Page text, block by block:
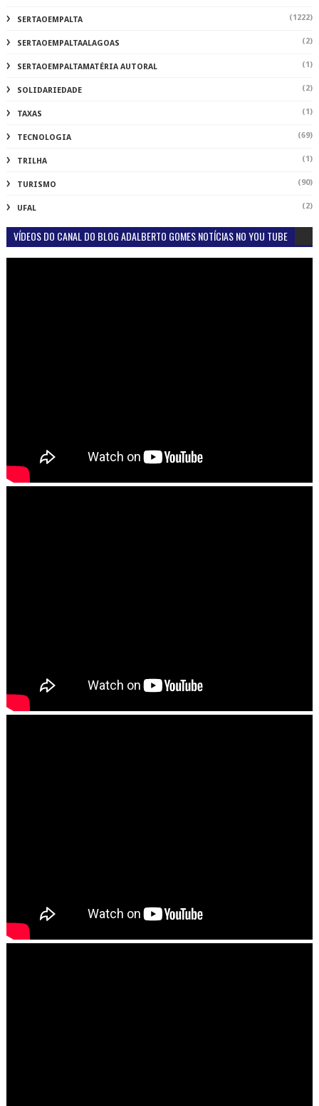
SERTAOEMPALTA (1222)
SERTAOEMPALTAALAGOAS (2)
SERTAOEMPALTAMATÉRIA AUTORAL (1)
SOLIDARIEDADE (2)
TAXAS (1)
TECNOLOGIA (69)
TRILHA (1)
TURISMO (90)
UFAL (2)
VÍDEOS DO CANAL DO BLOG ADALBERTO GOMES NOTÍCIAS NO YOU TUBE